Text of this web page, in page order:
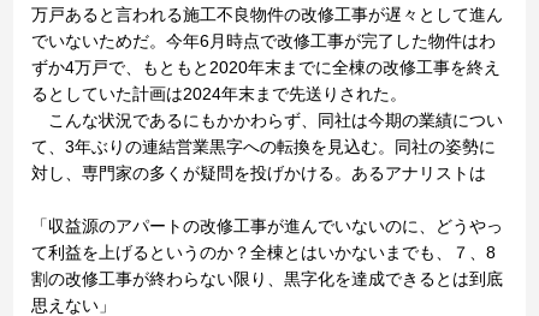
万戸あると言われる施工不良物件の改修工事が遅々として進ん
でいないためだ。今年6月時点で改修工事が完了した物件はわ
ずか4万戸で、もともと2020年末までに全棟の改修工事を終え
るとしていた計画は2024年末まで先送りされた。
こんな状況であるにもかかわらず、同社は今期の業績につい
て、3年ぶりの連結営業黒字への転換を見込む。同社の姿勢に
対し、専門家の多くが疑問を投げかける。あるアナリストは
「収益源のアパートの改修工事が進んでいないのに、どうやっ
て利益を上げるというのか？全棟とはいかないまでも、７、8
割の改修工事が終わらない限り、黒字化を達成できるとは到底
思えない」